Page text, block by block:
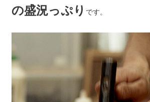
の盛況っぷり です。